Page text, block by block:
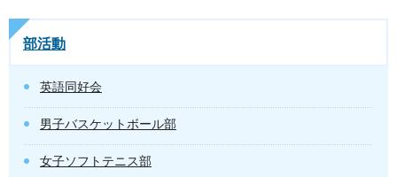
部活動
英語同好会
男子バスケットボール部
女子ソフトテニス部